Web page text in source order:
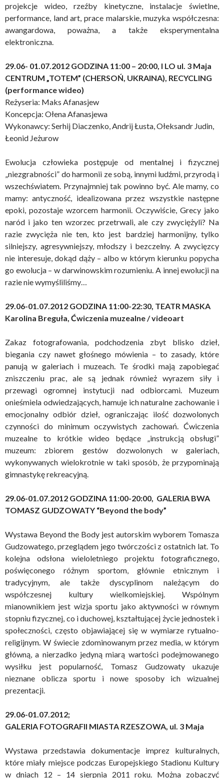
projekcje wideo, rzeźby kinetyczne, instalacje świetlne,
performance, land art, prace malarskie, muzyka współczesna:
awangardowa, poważna, a także eksperymentalna
elektroniczna.
29.06- 01.07.2012 GODZINA 11:00 – 20:00, I LO ul. 3 Maja
CENTRUM „TOTEM” (CHERSOŃ, UKRAINA), RECYCLING
(performance wideo)
Reżyseria: Maks Afanasjew
Koncepcja: Ołena Afanasjewa
Wykonawcy: Serhij Diaczenko, Andrij Łusta, Ołeksandr Judin,
Łeonid Jeżurow
Ewolucja człowieka postępuje od mentalnej i fizycznej
„niezgrabności” do harmonii ze sobą, innymi ludźmi, przyrodą i
wszechświatem. Przynajmniej tak powinno być. Ale mamy, co
mamy: antyczność, idealizowana przez wszystkie następne
epoki, pozostaje wzorcem harmonii. Oczywiście, Grecy jako
naród i jako ten wzorzec przetrwali, ale czy zwyciężyli? Na
razie zwycięża nie ten, kto jest bardziej harmonijny, tylko
silniejszy, agresywniejszy, młodszy i bezczelny. A zwycięzcy
nie interesuje, dokąd dąży – albo w którym kierunku popycha
go ewolucja – w darwinowskim rozumieniu. A innej ewolucji na
razie nie wymyśliliśmy…
29.06-01.07.2012 GODZINA 11:00-22:30, TEATR MASKA
Karolina Breguła, Ćwiczenia muzealne / videoart
Zakaz fotografowania, podchodzenia zbyt blisko dzieł,
biegania czy nawet głośnego mówienia – to zasady, które
panują w galeriach i muzeach. Te środki mają zapobiegać
zniszczeniu prac, ale są jednak również wyrazem siły i
przewagi ogromnej instytucji nad odbiorcami. Muzeum
onieśmiela odwiedzających, hamuje ich naturalne zachowanie i
emocjonalny odbiór dzieł, ograniczając ilość dozwolonych
czynności do minimum oczywistych zachowań. Ćwiczenia
muzealne to krótkie wideo będące „instrukcją obsługi”
muzeum: zbiorem gestów dozwolonych w galeriach,
wykonywanych wielokrotnie w taki sposób, że przypominają
gimnastykę rekreacyjną.
29.06-01.07.2012 GODZINA 11:00-20:00, GALERIA BWA
TOMASZ GUDZOWATY “Beyond the body”
Wystawa Beyond the Body jest autorskim wyborem Tomasza
Gudzowatego, przeglądem jego twórczości z ostatnich lat. To
kolejna odsłona wieloletniego projektu fotograficznego,
poświęconego różnym sportom, głównie etnicznym i
tradycyjnym, ale także dyscyplinom należącym do
współczesnej kultury wielkomiejskiej. Wspólnym
mianownikiem jest wizja sportu jako aktywności w równym
stopniu fizycznej, co i duchowej, kształtującej życie jednostek i
społeczności, często objawiającej się w wymiarze rytualno-
religijnym. W świecie zdominowanym przez media, w którym
główną, a nierzadko jedyną miarą wartości podejmowanego
wysiłku jest popularność, Tomasz Gudzowaty ukazuje
nieznane oblicza sportu i nowe sposoby ich wizualnej
prezentacji.
29.06-01.07.2012;
GALERIA FOTOGRAFII MIASTA RZESZOWA, ul. 3 Maja
Wystawa przedstawia dokumentacje imprez kulturalnych,
które miały miejsce podczas Europejskiego Stadionu Kultury
w dniach 12 – 14 sierpnia 2011 roku. Można zobaczyć